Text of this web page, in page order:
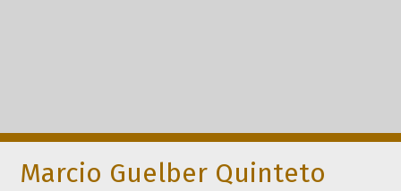
Marcio Guelber Quinteto